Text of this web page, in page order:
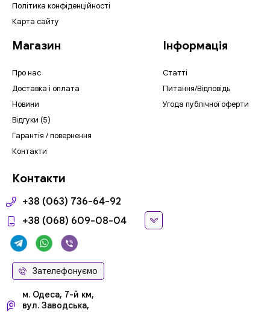
Політика конфіденційності
Карта сайту
Магазин
Про нас
Доставка і оплата
Новини
Відгуки (5)
Гарантія / повернення
Контакти
Інформація
Статті
Питання/Відповідь
Угода публічної оферти
Контакти
+38 (063) 736-64-92
+38 (068) 609-08-04
Зателефонуємо
м. Одеса, 7-й км,
вул. Заводська,